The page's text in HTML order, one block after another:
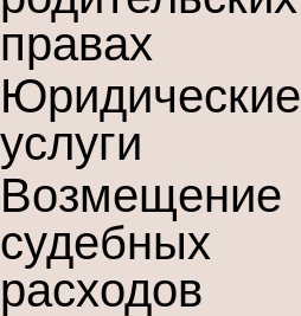
правах
Юридические
услуги
Возмещение
судебных
расходов